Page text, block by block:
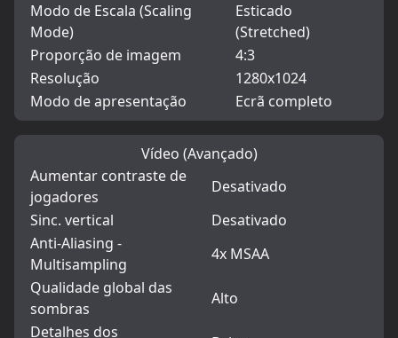
Modo de Escala (Scaling
Mode)
Esticado
(Stretched)
Proporção de imagem
4:3
Resolução
1280x1024
Modo de apresentação
Ecrã completo
Vídeo (Avançado)
Aumentar contraste de
jogadores
Desativado
Sinc. vertical
Desativado
Anti-Aliasing -
Multisampling
4x MSAA
Qualidade global das
sombras
Alto
Detalhes dos